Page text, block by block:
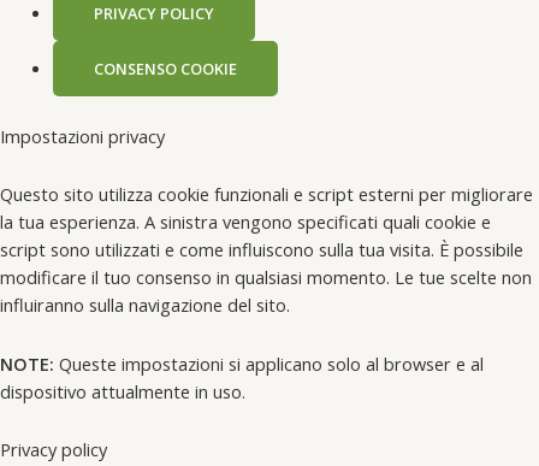
PRIVACY POLICY
CONSENSO COOKIE
Impostazioni privacy
Questo sito utilizza cookie funzionali e script esterni per migliorare
la tua esperienza. A sinistra vengono specificati quali cookie e
script sono utilizzati e come influiscono sulla tua visita. È possibile
modificare il tuo consenso in qualsiasi momento. Le tue scelte non
influiranno sulla navigazione del sito.
NOTE: Queste impostazioni si applicano solo al browser e al
dispositivo attualmente in uso.
Privacy policy